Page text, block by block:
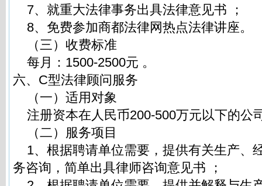
7、就重大法律事务出具法律意见书 ；
8、免费参加商都法律网热点法律讲座。
（三）收费标准
每月：1500-2500元 。
六、C型法律顾问服务
（一）适用对象
注册资本在人民币200-500万元以下的公
（二）服务项目
1、根据聘请单位需要，提供有关生产、
务咨询，简单出具律师咨询意见书 ；